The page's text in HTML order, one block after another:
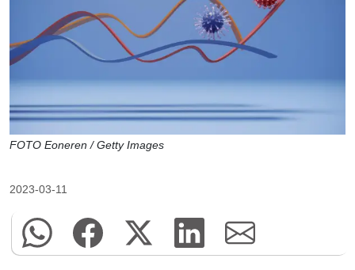
FOTO Eoneren / Getty Images
2023-03-11